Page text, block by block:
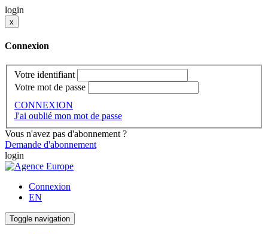
login
x
Connexion
Votre identifiant
Votre mot de passe
CONNEXION
J'ai oublié mon mot de passe
Vous n'avez pas d'abonnement ?
Demande d'abonnement
login
Connexion
EN
Toggle navigation